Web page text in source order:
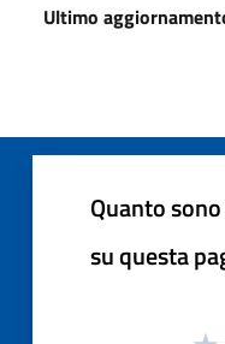
Ultimo
Quanto
su questa